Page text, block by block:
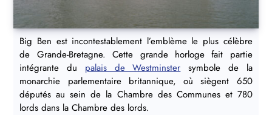
Big Ben est incontestablement l’emblème le plus célèbre
de Grande-Bretagne. Cette grande horloge fait partie
intégrante du palais de Westminster symbole de la
monarchie parlementaire britannique, où siègent 650
députés au sein de la Chambre des Communes et 780
lords dans la Chambre des lords.